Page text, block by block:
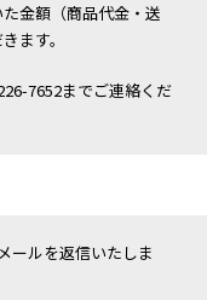
金額（商品代金・送
ます。
7652までご連絡くだ
ールを返信いたしま